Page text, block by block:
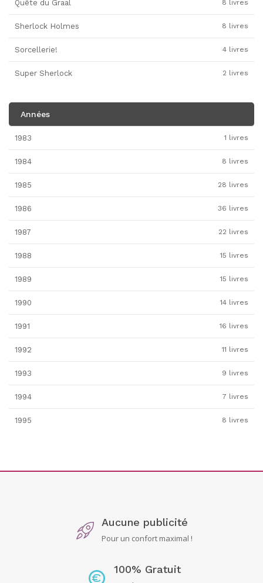
Quête du Graal 8 livres
Sherlock Holmes 8 livres
Sorcellerie! 4 livres
Super Sherlock 2 livres
Années
1983 1 livres
1984 8 livres
1985 28 livres
1986 36 livres
1987 22 livres
1988 15 livres
1989 15 livres
1990 14 livres
1991 16 livres
1992 11 livres
1993 9 livres
1994 7 livres
1995 8 livres
Aucune publicité
Pour un confort maximal !
100% Gratuit